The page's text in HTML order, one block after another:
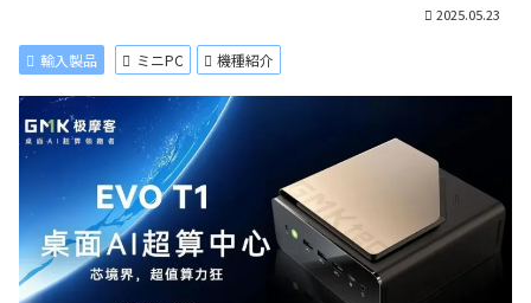
2025.05.23
輸入製品 ミニPC 機種紹介